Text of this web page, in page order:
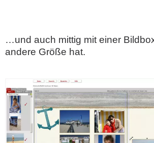
…und auch mittig mit einer
andere Größe hat.